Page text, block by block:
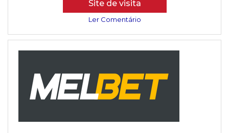
Site de visita
Ler Comentário